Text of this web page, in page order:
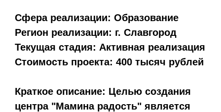
Сфера реализации: Образование
Регион реализации: г. Славгород
Текущая стадия: Активная реализация
Стоимость проекта: 400 тысяч рублей
Краткое описание: Целью создания
центра "Мамина радость" является